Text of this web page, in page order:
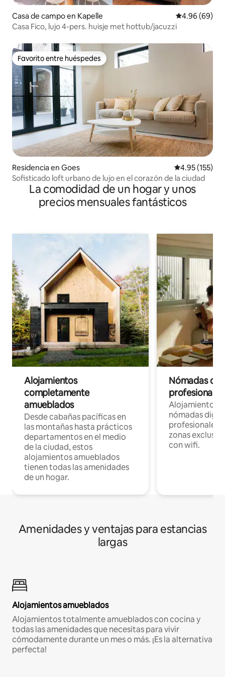
Casa de campo en Kapelle Calificación
4.96 (69)
Casa Fico, lujo 4-pers. huisje met hottub/jacuzzi
Favorito entre huéspedes
Favorito entre huéspedes
Residencia en Goes Calificación
4.95 (155)
Sofisticado loft urbano de lujo en el corazón de la ciudad
La comodidad de un hogar y unos
precios mensuales fantásticos
Alojamientos
completamente
amueblados
Desde cabañas pacíficas en
las montañas hasta prácticos
departamentos en el medio
de la ciudad, estos
alojamientos amueblados
tienen todas las amenidades
de un hogar.
Nómadas
Alojamientos
nómadas
profesionales
zonas
con wifi.
Amenidades y ventajas para estancias
largas
Alojamientos amueblados
Alojamientos totalmente amueblados con cocina y
todas las amenidades que necesitas para vivir
cómodamente durante un mes o más. ¡Es la alternativa
perfecta!